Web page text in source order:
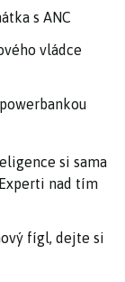
s ANC
vládce
si sama
nad tím
fígl, dejte si